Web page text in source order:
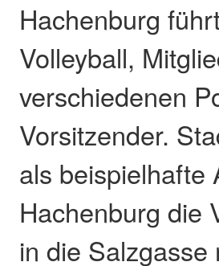
Hachenburg
Volleyball,
verschiedenen
Vorsitzender.
als beispielhafte
Hachenburg die
in die